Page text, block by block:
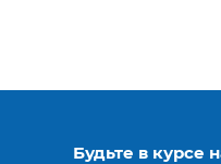
Будьте в курсе